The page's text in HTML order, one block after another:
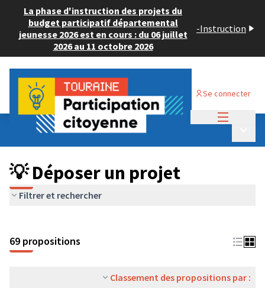
La phase d'instruction des projets du
budget participatif départemental
jeunesse 2026 est en cours : du 06 juillet
2026 au 11 octobre 2026
-Instruction
Se connecter
Budget Participatif ADULTE 2024
💡 Déposer un projet
💡 Déposer un projet
Filtrer et rechercher
69 propositions
Classement des propositions par :